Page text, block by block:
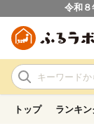
令和８
トップ ランキン